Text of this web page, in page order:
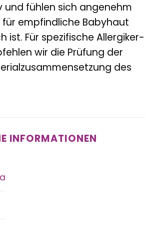
und fühlen sich angenehm
empfindliche Babyhaut
ist. Für spezifische Allergiker-
wir die Prüfung der
des
INFORMATIONEN